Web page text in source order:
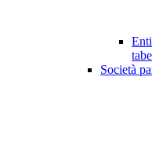
Società